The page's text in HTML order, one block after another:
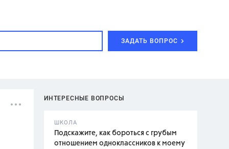
ЗАДАТЬ ВОПРОС
ИНТЕРЕСНЫЕ ВОПРОСЫ
ШКОЛА
Подскажите, как бороться с грубым
отношением одноклассников к моему